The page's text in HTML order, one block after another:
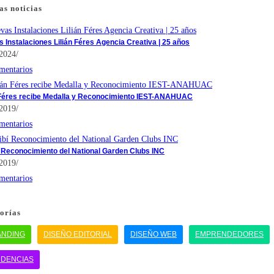
noticias
Instalaciones Lilián Féres Agencia Creativa | 25 años
/
recibe Medalla y Reconocimiento IEST-ANAHUAC
/
del National Garden Clubs INC
/
DISEÑO EDITORIAL DISEÑO WEB EMPRENDEDORES